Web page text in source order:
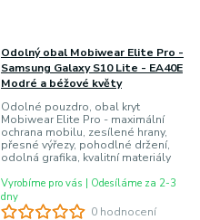
0 hodnocení
Odolný obal Mobiwear Elite Pro -
Samsung Galaxy S10 Lite - EA40E
Modré a béžové květy
Odolné pouzdro, obal kryt
Mobiwear Elite Pro - maximální
ochrana mobilu, zesílené hrany,
přesné výřezy, pohodlné držení,
odolná grafika, kvalitní materiály
Vyrobíme pro vás | Odesíláme za 2-3
dny